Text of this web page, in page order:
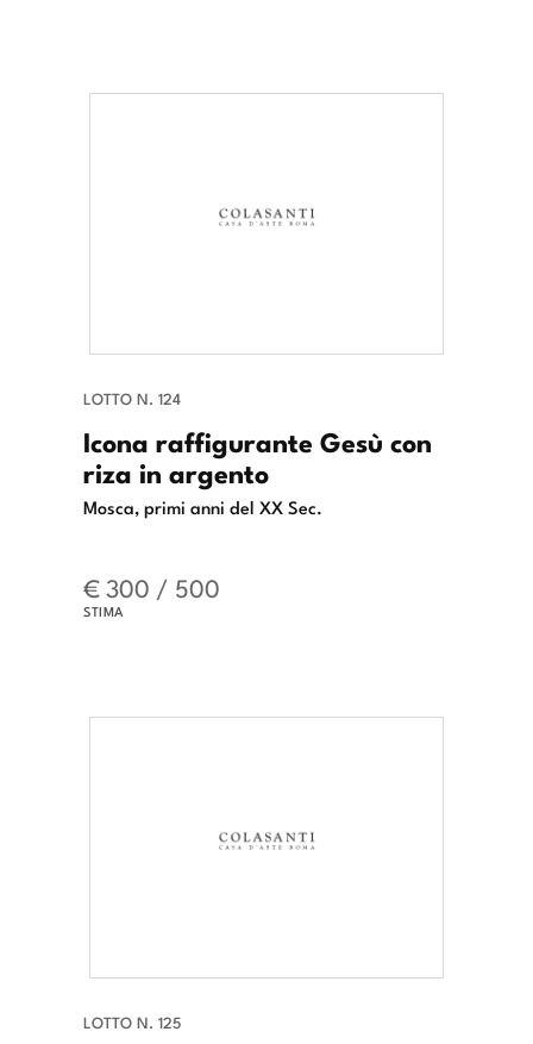
LOTTO N. 124
Icona raffigurante Gesù con
riza in argento
Mosca, primi anni del XX Sec.
€ 300 / 500
STIMA
LOTTO N. 125